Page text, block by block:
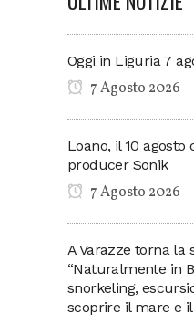
Oggi in Liguria 7
7 Agosto 2026
Loano, il 10 agosto
producer Sonik
7 Agosto 2026
A Varazze torna la
“Naturalmente in
snorkeling,
scoprire il mare e